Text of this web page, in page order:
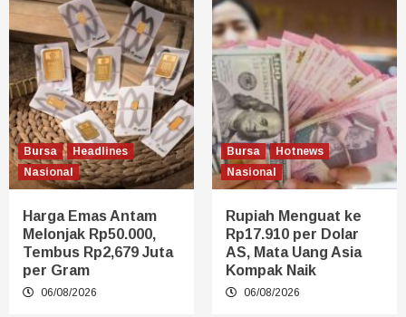
Bursa
Headlines
Nasional
Harga Emas Antam
Melonjak Rp50.000,
Tembus Rp2,679 Juta
per Gram
06/08/2026
Bursa
Hotnews
Nasional
Rupiah Menguat ke
Rp17.910 per Dolar
AS, Mata Uang Asia
Kompak Naik
06/08/2026